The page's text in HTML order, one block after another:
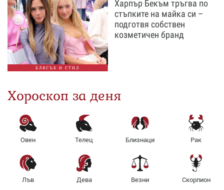
БЛЯСЪК И СТИЛ
Харпър Бекъм тръгва по
стъпките на майка си –
подготвя собствен
козметичен бранд
Хороскоп за деня
Овен Телец Близнаци Рак
Лъв Дева Везни Скорпион